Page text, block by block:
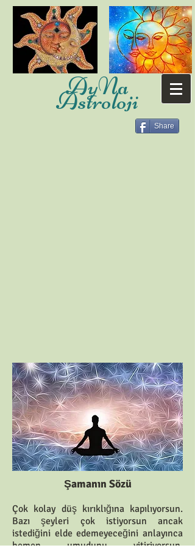
AyNa
Astroloji
Share
Şamanın Sözü
Çok kolay düş kırıklığına kapılıyorsun.
Bazı şeyleri çok istiyorsun ancak
istediğini elde edemeyeceğini anlayınca
hemen umudunu yitiriyorsun.